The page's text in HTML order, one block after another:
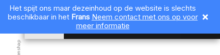
NL
Het spijt ons maar dezeinhoud op de website is slechts
beschikbaar in het Frans Neem contact met ons op voor
meer informatie